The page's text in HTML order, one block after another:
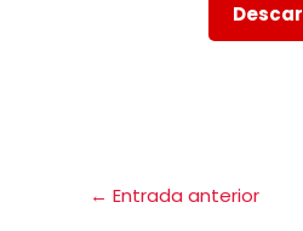
← Entrada anterior